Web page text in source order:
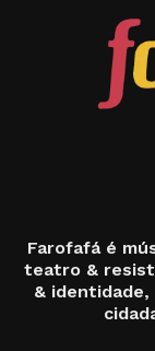
Farofafá é
teatro &
&